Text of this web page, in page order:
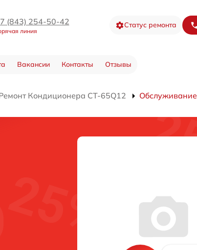
(843) 254-50-42
линия
Статус ремонта
Вакансии Контакты Отзывы
Кондиционера CT-65Q12 Обслуживание